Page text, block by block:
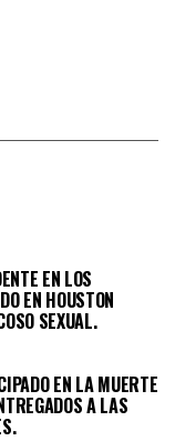
EN LOS
EN HOUSTON
SEXUAL.
EN LA MUERTE
A LAS